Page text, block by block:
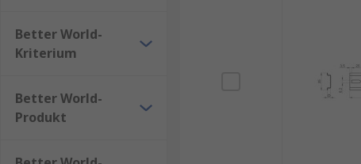
Better World-
Kriterium
Better World-
Produkt